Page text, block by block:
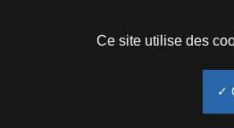
Ce site utilise des
✓